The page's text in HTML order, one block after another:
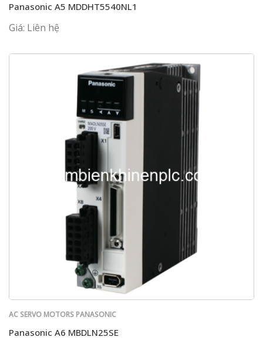
Panasonic A5 MDDHT5540NL1
Giá: Liên hệ
AC SERVO MOTORS PANASONIC
Panasonic A6 MBDLN25SE